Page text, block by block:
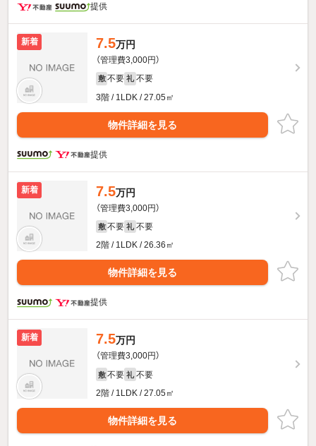
提供
新着 7.5万円
（管理費3,000円）
敷 不要 礼 不要
3階 / 1LDK / 27.05㎡
物件詳細を見る
提供
新着 7.5万円
（管理費3,000円）
敷 不要 礼 不要
2階 / 1LDK / 26.36㎡
物件詳細を見る
提供
新着 7.5万円
（管理費3,000円）
敷 不要 礼 不要
2階 / 1LDK / 27.05㎡
物件詳細を見る